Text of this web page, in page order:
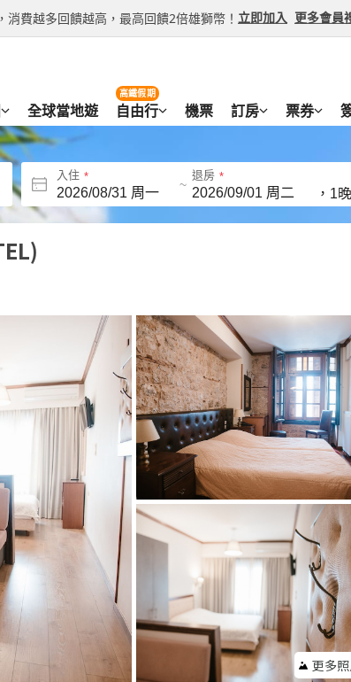
費越多回饋越高，最高回饋2倍雄獅幣！ 立即加入 更多會員
全球當地遊 自由行
高鐵假期
機票 訂房 票券
入住
~
退房
， 1晚
更多照